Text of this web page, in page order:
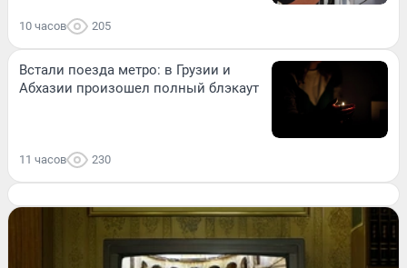
10 часов 205
Встали поезда метро: в Грузии и
Абхазии произошел полный блэкаут
11 часов 230